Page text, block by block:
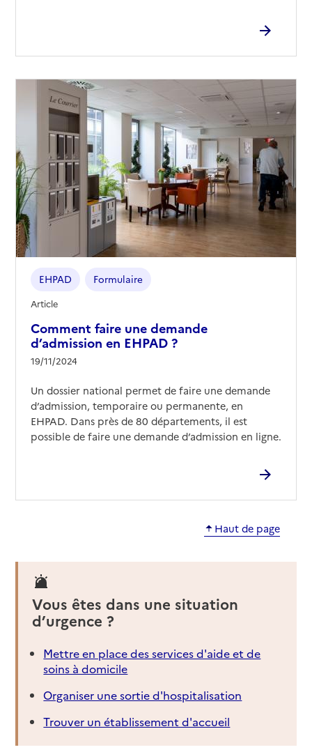
Comment faire une demande
d’admission en EHPAD ?
19/11/2024
EHPAD Formulaire
Article
Un dossier national permet de faire une demande
d’admission, temporaire ou permanente, en
EHPAD. Dans près de 80 départements, il est
possible de faire une demande d’admission en ligne.
Haut de page
Vous êtes dans une situation
d’urgence ?
Mettre en place des services d'aide et de
soins à domicile
Organiser une sortie d'hospitalisation
Trouver un établissement d'accueil